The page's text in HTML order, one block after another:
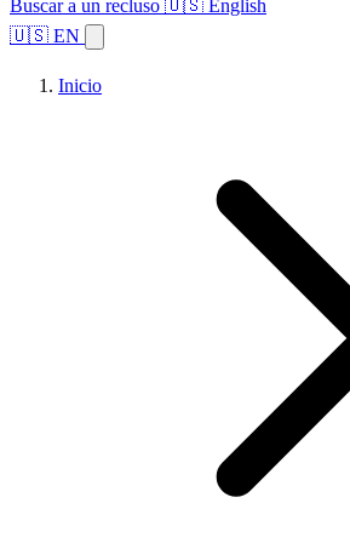
Buscar a un recluso 🇺🇸 English
🇺🇸 EN
Inicio